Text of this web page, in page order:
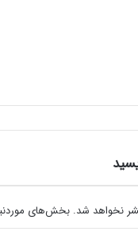
نخواهد شد. بخش‌های